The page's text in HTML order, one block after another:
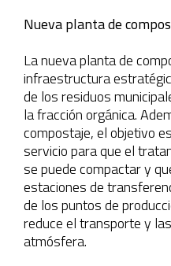
Nueva planta de
La nueva planta de
infraestructura
de los residuos
la fracción orgánica.
compostaje, el objetivo
servicio para que el
se puede compactar y
estaciones de
de los puntos de
reduce el transporte y
atmósfera.